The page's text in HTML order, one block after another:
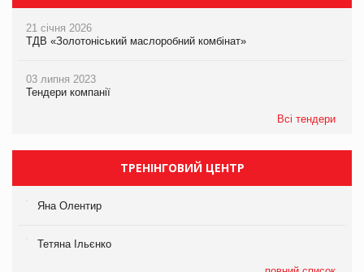
21 січня 2026
ТДВ «Золотоніський маслоробний комбінат»
03 липня 2023
Тендери компанії
Всі тендери
ТРЕНІНГОВИЙ ЦЕНТР
Яна Олентир
Тетяна Ільєнко